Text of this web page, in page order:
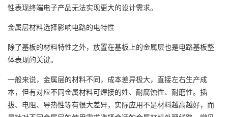
性表现终端电子产品无法实现更大的设计需求。
金属层材料选择影响电路的电特性
除了基板的材料特性之外，放置在基板上的金属层也是电路基板整
体表现的关键。
一般来说，金属层的材料不同，成本差异极大，直接左右生产成
本，但有对应不同金属材料可焊接的姓、耐腐蚀性、耐磨性。插
拔、电阻、导热性等有很大差异，实际应用不是材料越高越好，而